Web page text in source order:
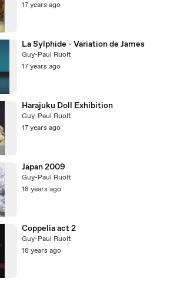
17 years ago
La Sylphide - Variation de James
Guy-Paul Ruolt
17 years ago
Harajuku Doll Exhibition
Guy-Paul Ruolt
17 years ago
Japan 2009
Guy-Paul Ruolt
18 years ago
Coppelia act 2
Guy-Paul Ruolt
18 years ago